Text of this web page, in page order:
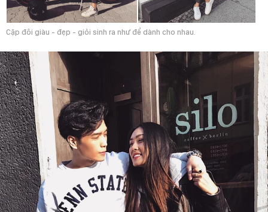
Cặp đôi giàu - đẹp - giỏi sinh ra như để dành cho nhau.